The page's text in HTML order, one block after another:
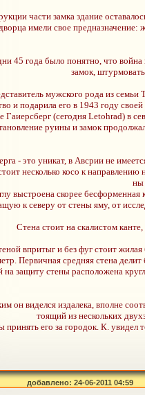
части замка здание
имели свое
45 года было понятно, что война
замок,
мужского рода из
и подарила его в 1943 году
Гаиерсберг (сегодня Letohrad) в
руины и замок
- это уникат, в Авсрии не
несколько косо к
ны
выстроена скорее
к северу от стены яму, от
Стена стоит на скалистом
впритыг и без фуг стоит
Первичная средняя стена
на защиту стены расположена
он виделся издалека, вполне
тоящий из нескольких
его за городок. К. увидел
добавлено: 24-06-2011 04:59